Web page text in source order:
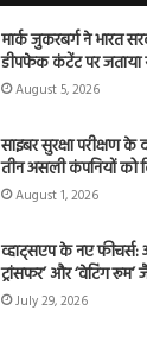
मार्क जुकरबर्ग ने भारत
डीपफेक कंटेंट पर
August 5, 2026
साइबर सुरक्षा परीक्षण
तीन असली कंपनियों को
August 1, 2026
व्हाट्सएप के नए फीचर्स:
ट्रांसफर’ और ‘वेटिंग रूम’
July 29, 2026